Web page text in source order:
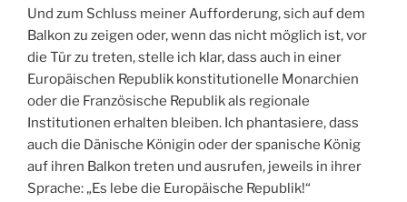
Und zum Schluss meiner Aufforderung, sich auf dem
Balkon zu zeigen oder, wenn das nicht möglich ist, vor
die Tür zu treten, stelle ich klar, dass auch in einer
Europäischen Republik konstitutionelle Monarchien
oder die Französische Republik als regionale
Institutionen erhalten bleiben. Ich phantasiere, dass
auch die Dänische Königin oder der spanische König
auf ihren Balkon treten und ausrufen, jeweils in ihrer
Sprache: „Es lebe die Europäische Republik!“